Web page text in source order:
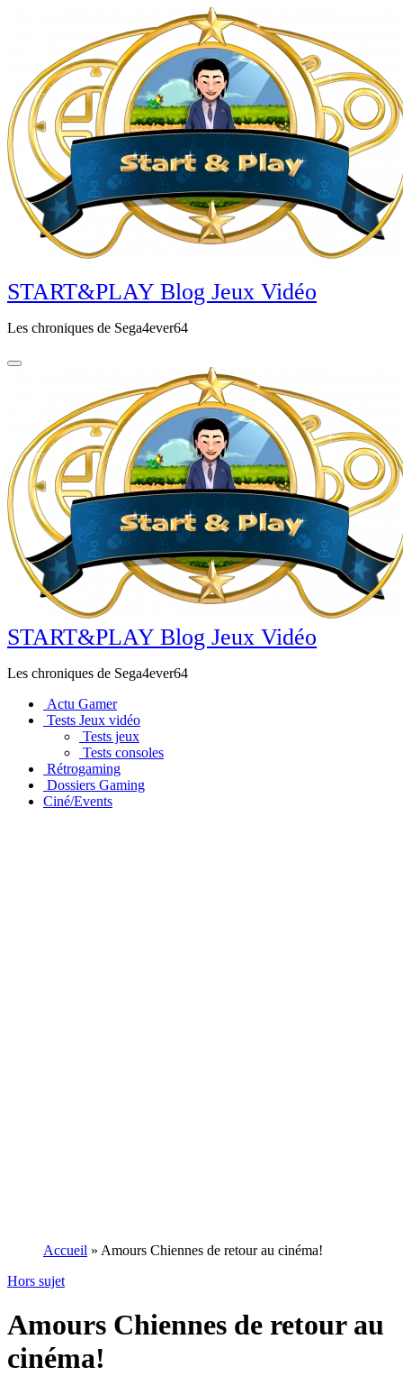
principal
START&PLAY Blog Jeux Vidéo
Les chroniques de Sega4ever64
START&PLAY Blog Jeux Vidéo
Les chroniques de Sega4ever64
Actu Gamer
Tests Jeux vidéo
Tests jeux
Tests consoles
Rétrogaming
Dossiers Gaming
Ciné/Events
Accueil » Amours Chiennes de retour au cinéma!
Hors sujet
Amours Chiennes de retour au
cinéma!